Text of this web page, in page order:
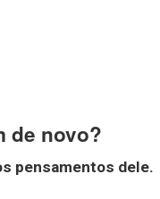
de novo?
pensamentos dele.